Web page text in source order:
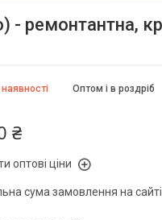
ремонтантна,
Оптом і в роздріб
₴
оптові ціни
сума замовлення на